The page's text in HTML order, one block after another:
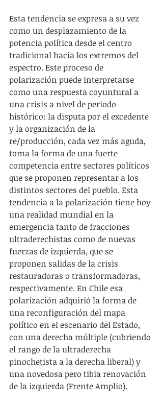
Esta tendencia se expresa a su vez
como un desplazamiento de la
potencia política desde el centro
tradicional hacia los extremos del
espectro. Este proceso de
polarización puede interpretarse
como una respuesta coyuntural a
una crisis a nivel de periodo
histórico: la disputa por el excedente
y la organización de la
re/producción, cada vez más aguda,
toma la forma de una fuerte
competencia entre sectores políticos
que se proponen representar a los
distintos sectores del pueblo. Esta
tendencia a la polarización tiene hoy
una realidad mundial en la
emergencia tanto de fracciones
ultraderechistas como de nuevas
fuerzas de izquierda, que se
proponen salidas de la crisis
restauradoras o transformadoras,
respectivamente. En Chile esa
polarización adquirió la forma de
una reconfiguración del mapa
político en el escenario del Estado,
con una derecha múltiple (cubriendo
el rango de la ultraderecha
pinochetista a la derecha liberal) y
una novedosa pero tibia renovación
de la izquierda (Frente Amplio).